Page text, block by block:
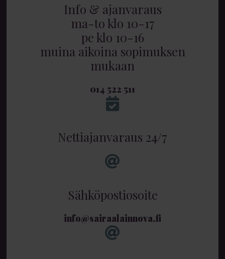
Info & ajanvaraus
ma-to klo 10-17
pe klo 10-16
muina aikoina sopimuksen
mukaan
014 522 511
Nettiajanvaraus 24/7
Sähköpostiosoite
info@sairaalainnova.fi